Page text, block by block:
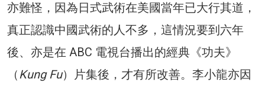
亦難怪，因為日式武術在美國當年已大行其道，
真正認識中國武術的人不多，這情況要到六年
後、亦是在 ABC 電視台播出的經典《功夫》
（Kung Fu）片集後，才有所改善。李小龍亦因